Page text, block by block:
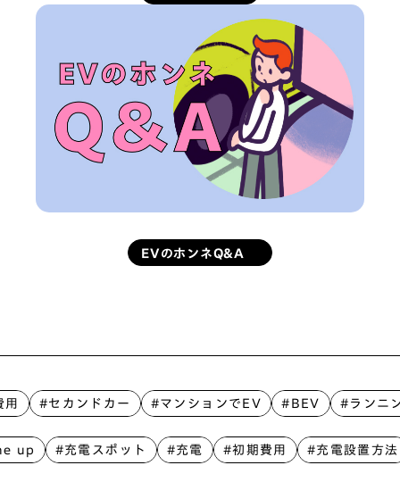
EVのホンネQ&A
#セカンドカー #マンションでEV #BEV #ランニン
up #充電スポット #充電 #初期費用 #充電設置方